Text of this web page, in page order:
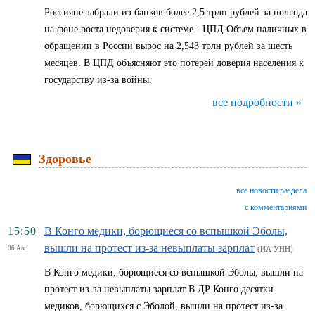
Россияне забрали из банков более 2,5 трлн рублей за полгода
на фоне роста недоверия к системе - ЦПД Объем наличных в
обращении в России вырос на 2,543 трлн рублей за шесть
месяцев. В ЦПД объясняют это потерей доверия населения к
государству из-за войны.
все подробности »
Здоровье
все новости раздела
с комментариями
15:50
06 Авг
В Конго медики, борющиеся со вспышкой Эболы,
вышли на протест из-за невыплаты зарплат (ИА УНН)
В Конго медики, борющиеся со вспышкой Эболы, вышли на
протест из-за невыплаты зарплат В ДР Конго десятки
медиков, борющихся с Эболой, вышли на протест из-за